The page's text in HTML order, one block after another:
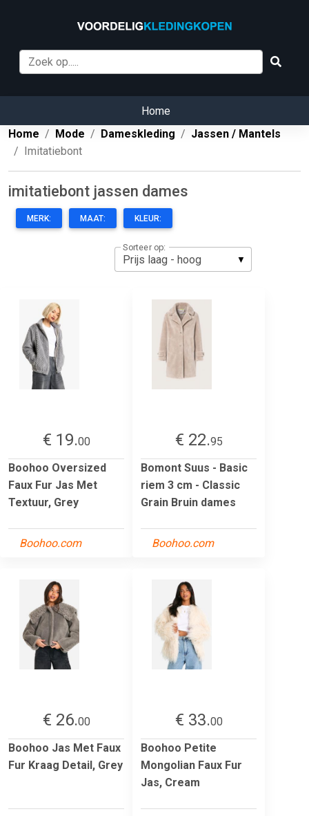
Home
Home
Mode Dameskleding
Jassen / Mantels
Imitatiebont
imitatiebont jassen dames
MERK: MAAT: KLEUR:
Sorteer op:
€ 19.00
Boohoo Oversized
Faux Fur Jas Met
Textuur, Grey
Boohoo.com
€ 22.95
Bomont Suus - Basic
riem 3 cm - Classic
Grain Bruin dames
Boohoo.com
€ 26.00
Boohoo Jas Met Faux
Fur Kraag Detail, Grey
€ 33.00
Boohoo Petite
Mongolian Faux Fur
Jas, Cream